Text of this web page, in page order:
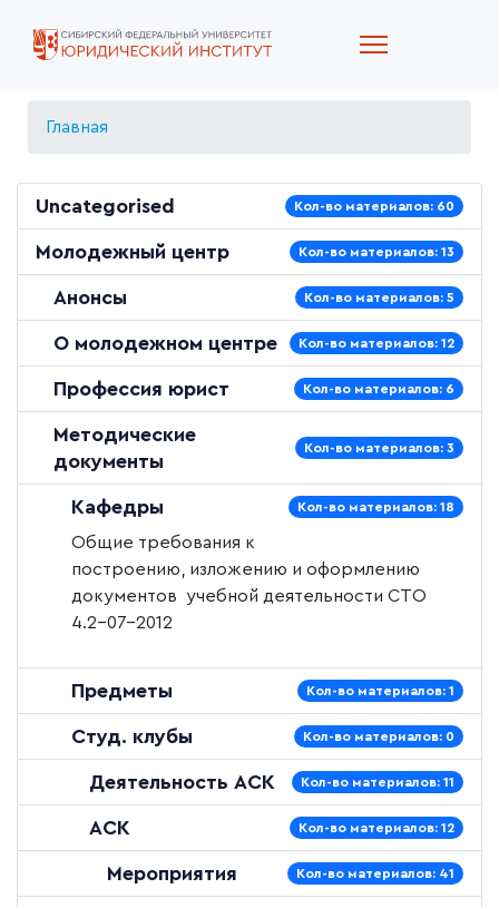
Главная
Uncategorised Кол-во материалов: 60
Молодежный центр Кол-во материалов: 13
Анонсы Кол-во материалов: 5
О молодежном центре Кол-во материалов: 12
Профессия юрист Кол-во материалов: 6
Методические
документы
Кол-во материалов: 3
Кафедры Кол-во материалов: 18
Общие требования к
построению, изложению и оформлению
документов учебной деятельности СТО
4.2–07–2012
Предметы Кол-во материалов: 1
Студ. клубы Кол-во материалов: 0
Деятельность АСК Кол-во материалов: 11
АСК Кол-во материалов: 12
Мероприятия Кол-во материалов: 41